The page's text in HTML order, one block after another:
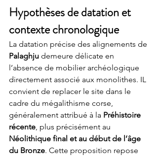
Hypothèses de datation et
contexte chronologique
La datation précise des alignements de
Palaghju demeure délicate en
l’absence de mobilier archéologique
directement associé aux monolithes. IL
convient de replacer le site dans le
cadre du mégalithisme corse,
généralement attribué à la Préhistoire
récente, plus précisément au
Néolithique final et au début de l’âge
du Bronze. Cette proposition repose